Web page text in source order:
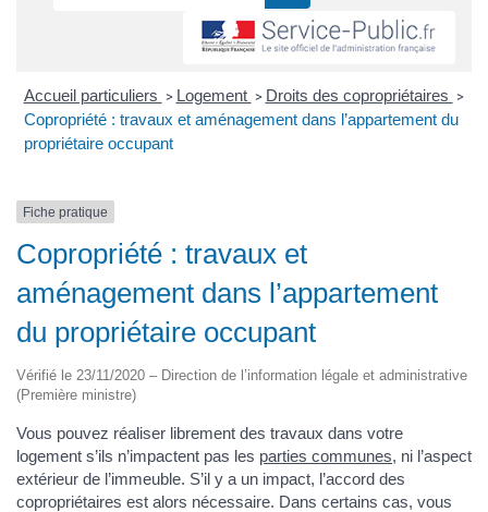
Accueil particuliers > Logement > Droits des copropriétaires >
Copropriété : travaux et aménagement dans l’appartement du
propriétaire occupant
Fiche pratique
Copropriété : travaux et
aménagement dans l’appartement
du propriétaire occupant
Vérifié le 23/11/2020 – Direction de l’information légale et administrative
(Première ministre)
Vous pouvez réaliser librement des travaux dans votre
logement s’ils n’impactent pas les parties communes, ni l’aspect
extérieur de l’immeuble. S’il y a un impact, l’accord des
copropriétaires est alors nécessaire. Dans certains cas, vous